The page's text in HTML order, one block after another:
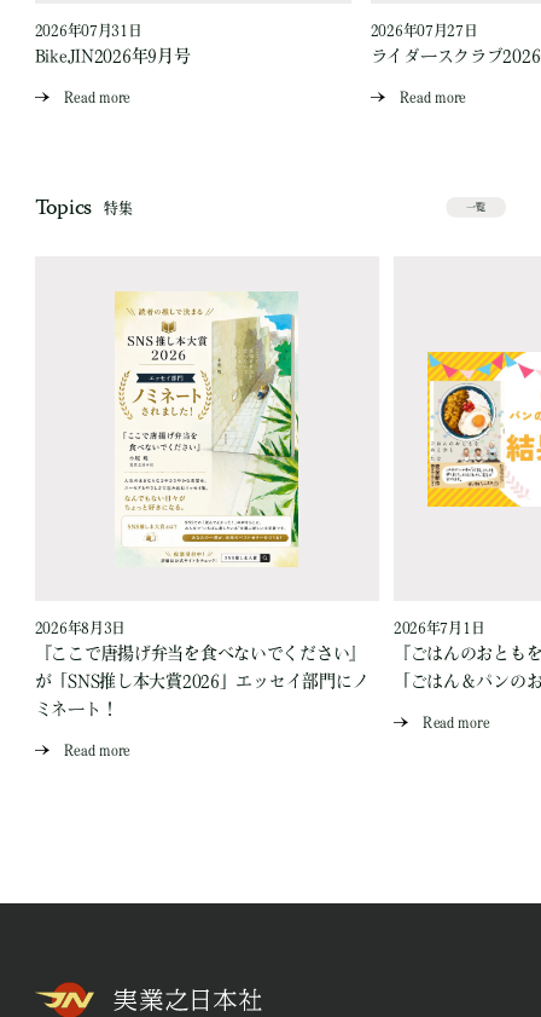
2026年07月31日
BikeJIN2026年9月号
Read more
2026年07月27日
ライダースクラブ
Read more
Topics 特集 一覧
2026年8月3日
『ここで唐揚げ弁当を食べないでください』
が「SNS推し本大賞2026」エッセイ部門にノ
ミネート！
Read more
2026年7月1日
『ごはんのおとも
「ごはん＆パンの
Read more